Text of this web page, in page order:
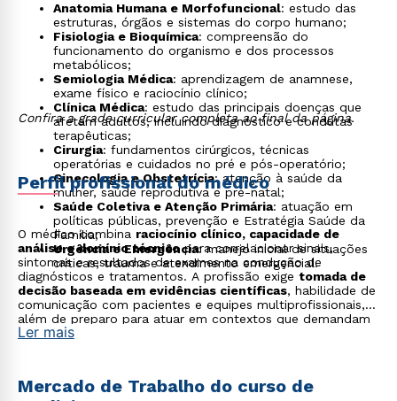
Anatomia Humana e Morfofuncional: estudo das
estruturas, órgãos e sistemas do corpo humano;
Fisiologia e Bioquímica: compreensão do
funcionamento do organismo e dos processos
metabólicos;
Semiologia Médica: aprendizagem de anamnese,
exame físico e raciocínio clínico;
Clínica Médica: estudo das principais doenças que
afetam adultos, incluindo diagnóstico e condutas
terapêuticas;
Cirurgia: fundamentos cirúrgicos, técnicas
operatórias e cuidados no pré e pós-operatório;
Ginecologia e Obstetrícia: atenção à saúde da
mulher, saúde reprodutiva e pré-natal;
Saúde Coletiva e Atenção Primária: atuação em
políticas públicas, prevenção e Estratégia Saúde da
Família;
Urgência e Emergência: manejo inicial de situações
críticas, trauma e atendimento emergencial.
Confira a grade curricular completa ao final da página.
Perfil profissional do médico
O médico combina raciocínio clínico, capacidade de
análise e domínio técnicopara correlacionar sinais,
sintomas e resultados de exames na condução de
diagnósticos e tratamentos. A profissão exige tomada de
decisão baseada em evidências científicas, habilidade de
comunicação com pacientes e equipes multiprofissionais,
além de preparo para atuar em contextos que demandam
agilidade, precisão e responsabilidade ética.
Ler mais
Mercado de Trabalho do curso de